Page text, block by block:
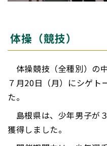
体操（競技）
体操競技（全種別）の
７月20日（月）にシゲト
た。
島根県は、少年男子が
獲得しました。